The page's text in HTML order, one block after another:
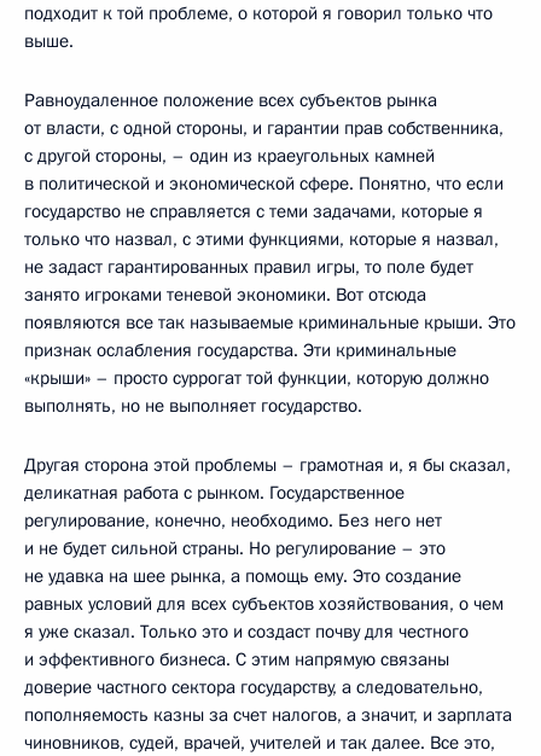
подходит к той проблеме, о которой я говорил только что
выше.
Равноудаленное положение всех субъектов рынка
от власти, с одной стороны, и гарантии прав собственника,
с другой стороны, – один из краеугольных камней
в политической и экономической сфере. Понятно, что если
государство не справляется с теми задачами, которые я
только что назвал, с этими функциями, которые я назвал,
не задаст гарантированных правил игры, то поле будет
занято игроками теневой экономики. Вот отсюда
появляются все так называемые криминальные крыши. Это
признак ослабления государства. Эти криминальные
«крыши» – просто суррогат той функции, которую должно
выполнять, но не выполняет государство.
Другая сторона этой проблемы – грамотная и, я бы сказал,
деликатная работа с рынком. Государственное
регулирование, конечно, необходимо. Без него нет
и не будет сильной страны. Но регулирование – это
не удавка на шее рынка, а помощь ему. Это создание
равных условий для всех субъектов хозяйствования, о чем
я уже сказал. Только это и создаст почву для честного
и эффективного бизнеса. С этим напрямую связаны
доверие частного сектора государству, а следовательно,
пополняемость казны за счет налогов, а значит, и зарплата
чиновников, судей, врачей, учителей и так далее. Все это,